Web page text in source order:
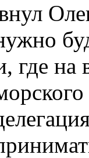
где на